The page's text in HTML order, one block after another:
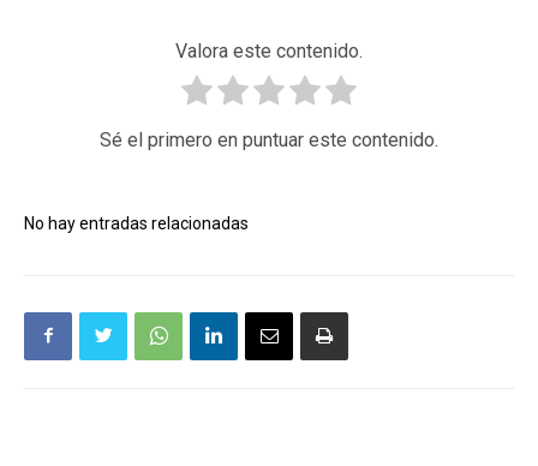
Valora este contenido.
Sé el primero en puntuar este contenido.
No hay entradas relacionadas